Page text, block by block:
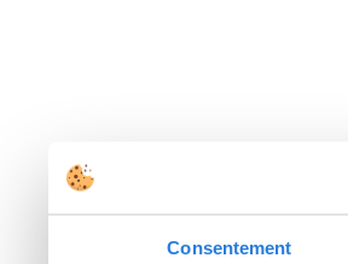
Consentement